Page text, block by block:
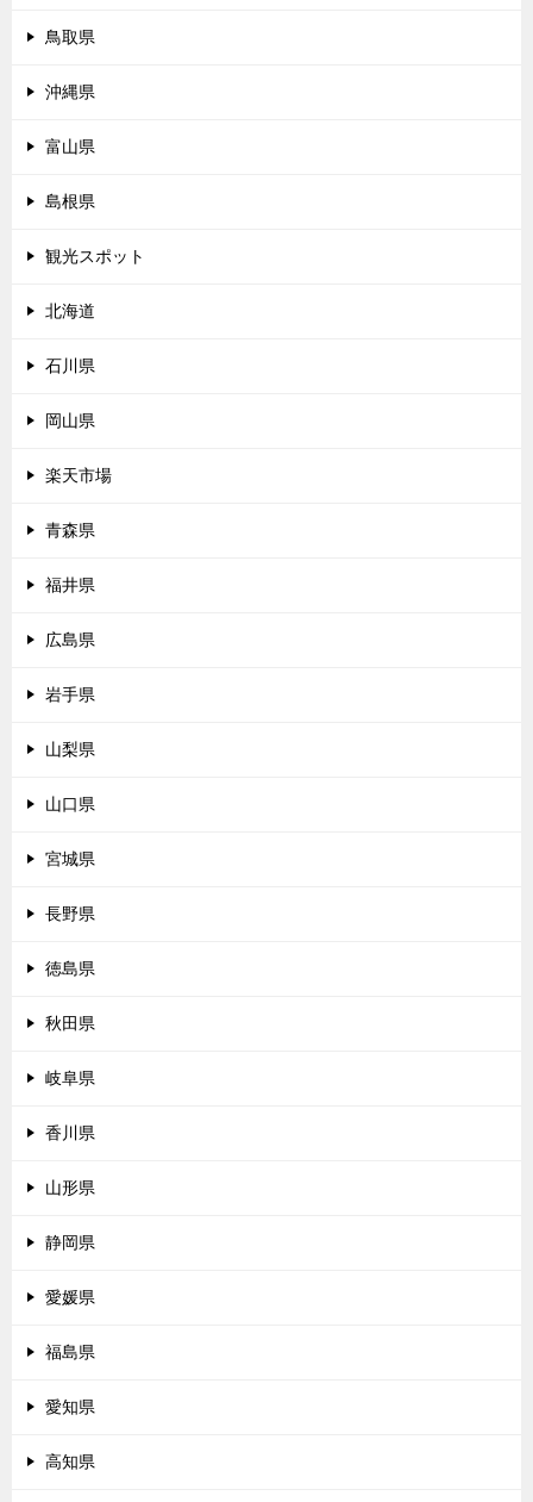
鳥取県
沖縄県
富山県
島根県
観光スポット
北海道
石川県
岡山県
楽天市場
青森県
福井県
広島県
岩手県
山梨県
山口県
宮城県
長野県
徳島県
秋田県
岐阜県
香川県
山形県
静岡県
愛媛県
福島県
愛知県
高知県